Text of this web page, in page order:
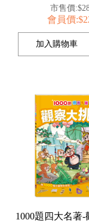
市售價
會員價